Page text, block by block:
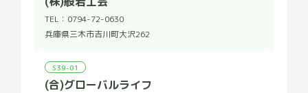
TEL： 0794-72-0630
兵庫県三木市吉川町大沢262
S39-01
(合)グローバルライフ